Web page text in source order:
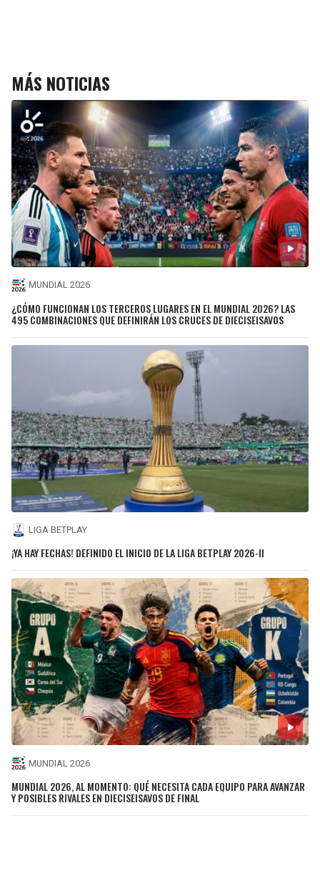
MÁS NOTICIAS
MUNDIAL 2026
¿CÓMO FUNCIONAN LOS TERCEROS LUGARES EN EL MUNDIAL 2026? LAS
495 COMBINACIONES QUE DEFINIRÁN LOS CRUCES DE DIECISEISAVOS
LIGA BETPLAY
¡YA HAY FECHAS! DEFINIDO EL INICIO DE LA LIGA BETPLAY 2026-II
MUNDIAL 2026
MUNDIAL 2026, AL MOMENTO: QUÉ NECESITA CADA EQUIPO PARA AVANZAR
Y POSIBLES RIVALES EN DIECISEISAVOS DE FINAL